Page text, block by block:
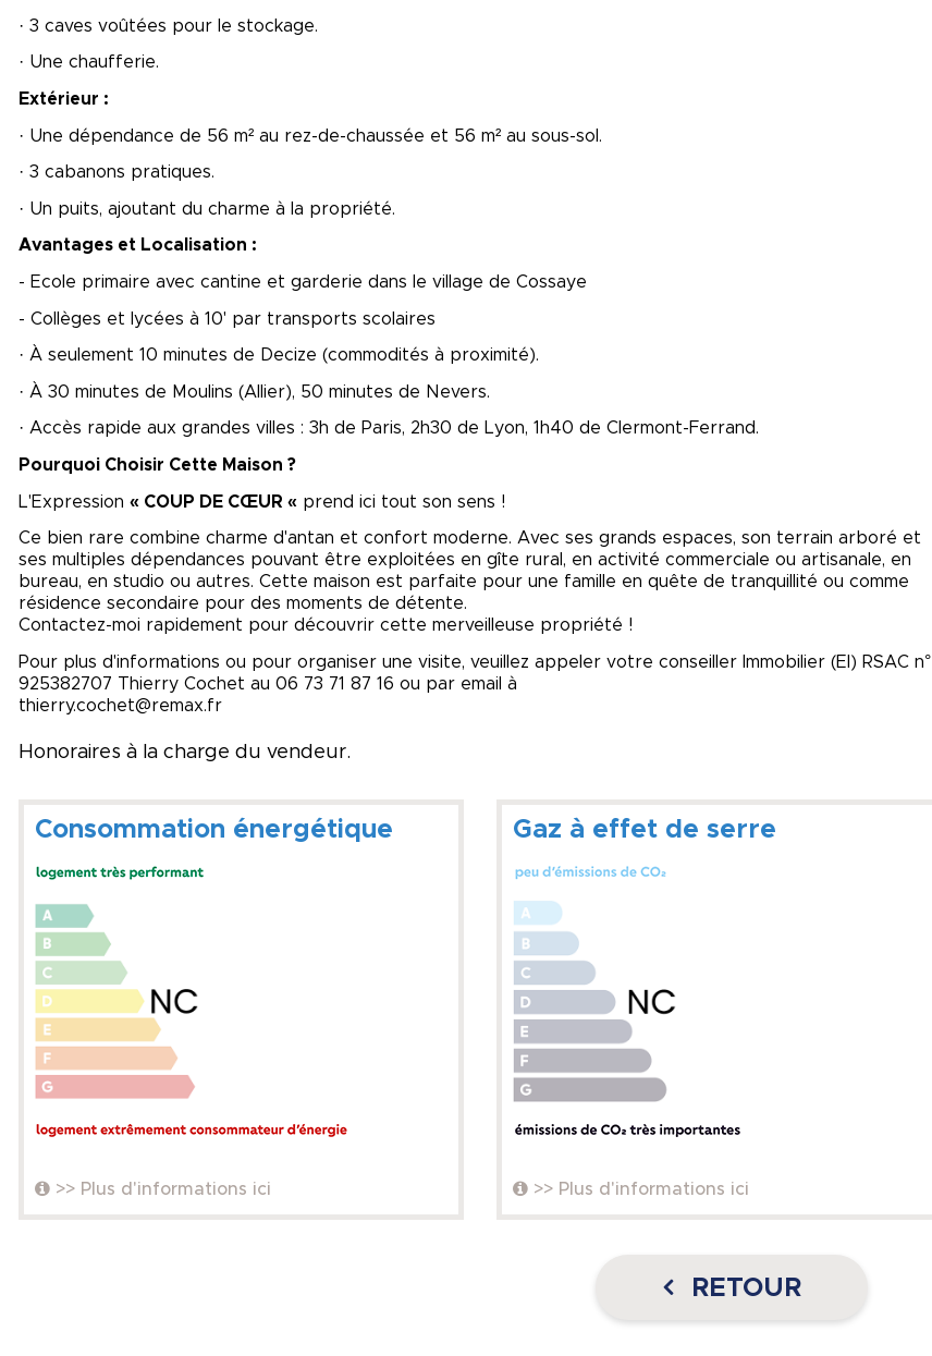
· 3 caves voûtées pour le stockage.
· Une chaufferie.
Extérieur :
· Une dépendance de 56 m² au rez-de-chaussée et 56 m² au sous-sol.
· 3 cabanons pratiques.
· Un puits, ajoutant du charme à la propriété.
Avantages et Localisation :
- Ecole primaire avec cantine et garderie dans le village de Cossaye
- Collèges et lycées à 10' par transports scolaires
· À seulement 10 minutes de Decize (commodités à proximité).
· À 30 minutes de Moulins (Allier), 50 minutes de Nevers.
· Accès rapide aux grandes villes : 3h de Paris, 2h30 de Lyon, 1h40 de Clermont-Ferrand.
Pourquoi Choisir Cette Maison ?
L'Expression « COUP DE CŒUR « prend ici tout son sens !
Ce bien rare combine charme d'antan et confort moderne. Avec ses grands espaces, son terrain arboré et
ses multiples dépendances pouvant être exploitées en gîte rural, en activité commerciale ou artisanale, en
bureau, en studio ou autres. Cette maison est parfaite pour une famille en quête de tranquillité ou comme
résidence secondaire pour des moments de détente.
Contactez-moi rapidement pour découvrir cette merveilleuse propriété !
Pour plus d'informations ou pour organiser une visite, veuillez appeler votre conseiller Immobilier (El) RSAC n°
925382707 Thierry Cochet au 06 73 71 87 16 ou par email à
thierry.cochet@remax.fr
Honoraires à la charge du vendeur.
Consommation énergétique
>> Plus d'informations ici
Gaz à effet de serre
>> Plus d'informations ici
RETOUR